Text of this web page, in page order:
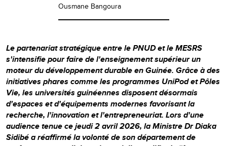
Ousmane Bangoura
Le partenariat stratégique entre le PNUD et le MESRS
s'intensifie pour faire de l'enseignement supérieur un
moteur du développement durable en Guinée. Grâce à des
initiatives phares comme les programmes UniPod et Pôles
Vie, les universités guinéennes disposent désormais
d'espaces et d'équipements modernes favorisant la
recherche, l'innovation et l'entrepreneuriat. Lors d'une
audience tenue ce jeudi 2 avril 2026, la Ministre Dr Diaka
Sidibé a réaffirmé la volonté de son département de